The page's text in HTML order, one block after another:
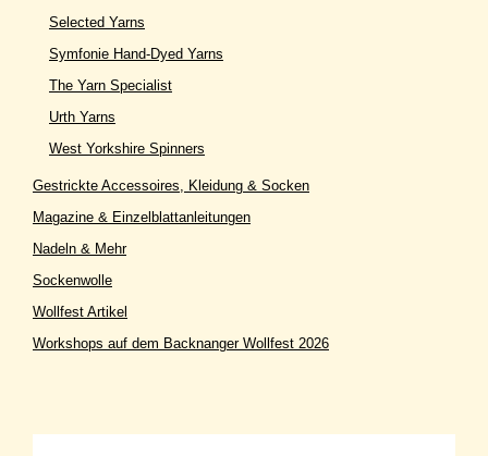
Selected Yarns
Symfonie Hand-Dyed Yarns
The Yarn Specialist
Urth Yarns
West Yorkshire Spinners
Gestrickte Accessoires, Kleidung & Socken
Magazine & Einzelblattanleitungen
Nadeln & Mehr
Sockenwolle
Wollfest Artikel
Workshops auf dem Backnanger Wollfest 2026